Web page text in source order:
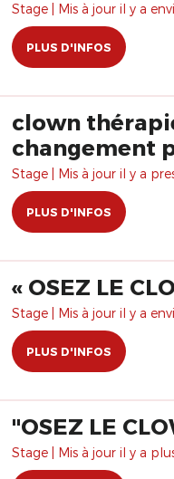
Stage | Mis à jour il y a
PLUS D'INFOS
clown
changement
Stage | Mis à jour il y a
PLUS D'INFOS
« OSEZ LE
Stage | Mis à jour il y a
PLUS D'INFOS
"OSEZ LE
Stage | Mis à jour il y a